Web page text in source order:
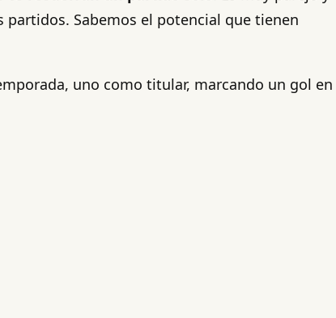
partidos. Sabemos el potencial que tienen
uno como titular, marcando un gol en